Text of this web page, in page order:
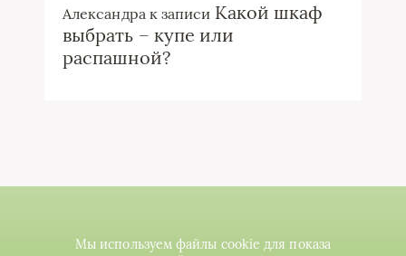
Александрак записи Какой шкаф
выбрать – купе или
распашной?
Мы используем файлы cookie для показа